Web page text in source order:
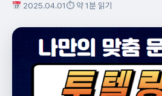
2025.04.01⏱ 약 1분 읽기